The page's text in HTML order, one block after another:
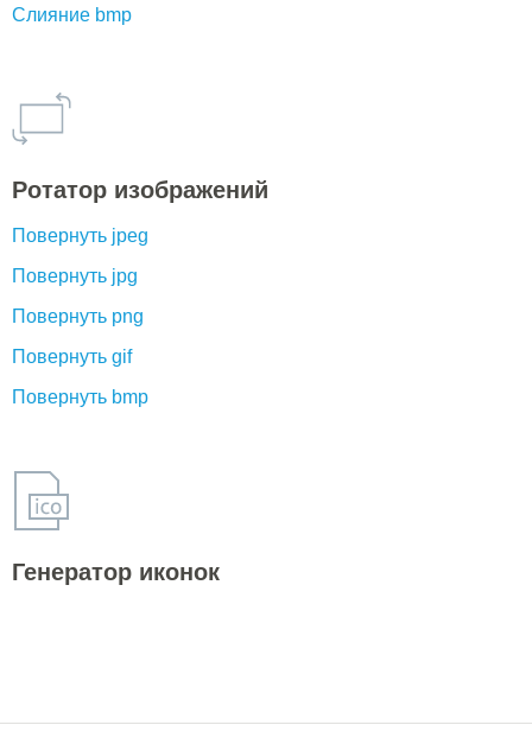
Слияние bmp
Ротатор изображений
Повернуть jpeg
Повернуть jpg
Повернуть png
Повернуть gif
Повернуть bmp
Генератор иконок